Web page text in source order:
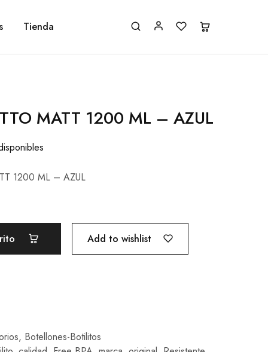
Tienda
MATT 1200 ML – AZUL
1200 ML – AZUL
Add to wishlist
, Botellones-Botilitos